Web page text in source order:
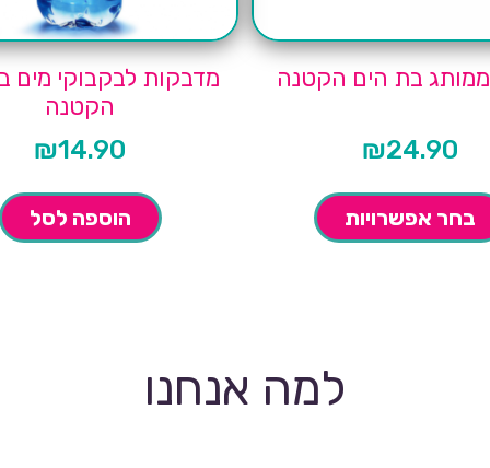
בת הים הקטנה
₪24.90
בחר אפשרויות
מדבקות לבקבוקי מים
הקטנה
₪14.90
הוספה לסל
למה אנחנו